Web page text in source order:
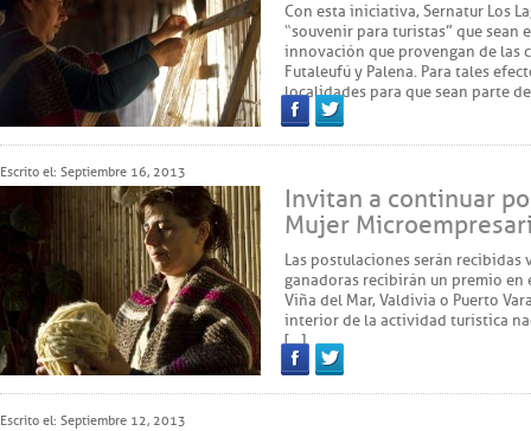
Con esta iniciativa, Sernatur Los
“souvenir para turistas” que sean
innovación que provengan de las
Futaleufú y Palena. Para tales
localidades para que sean parte
FacebookTwitter
Escrito el: Septiembre 16, 2013
Invitan a continuar
Mujer
Las postulaciones serán recibidas
ganadoras recibirán un premio en
Viña del Mar, Valdivia o Puerto
interior de la actividad turística
[…]
FacebookTwitter
Escrito el: Septiembre 12, 2013